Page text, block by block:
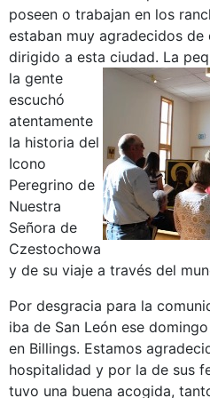
poseen o trabajan en los
estaban muy agradecidos de
dirigido a esta ciudad. La
la gente
escuchó
atentamente
la historia del
Icono
Peregrino de
Nuestra
Señora de
Czestochowa
y de su viaje a través del
Por desgracia para la
iba de San León ese
en Billings. Estamos
hospitalidad y por la de sus
tuvo una buena acogida,